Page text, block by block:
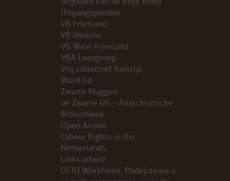
VERKIEZINGEN
BASTION BASTARDS
DE CRISIS VOORBIJ
CODE ZWART
FREE JOCK PALFREEMAN
BUITEN DE ORDE
Uitgangspunten
VB Friesland
VB Utrecht
VB West-Friesland
VBA Leesgroep
Vrij collectief Kortrijk
Word lid
Zwarte Muggen
de Zwarte Uil – Anarchistische
Bibliotheek
Open Avond
Labour Rights in the
Netherlands
Links arbeid
OTTO Workforce. Podejrzenia o